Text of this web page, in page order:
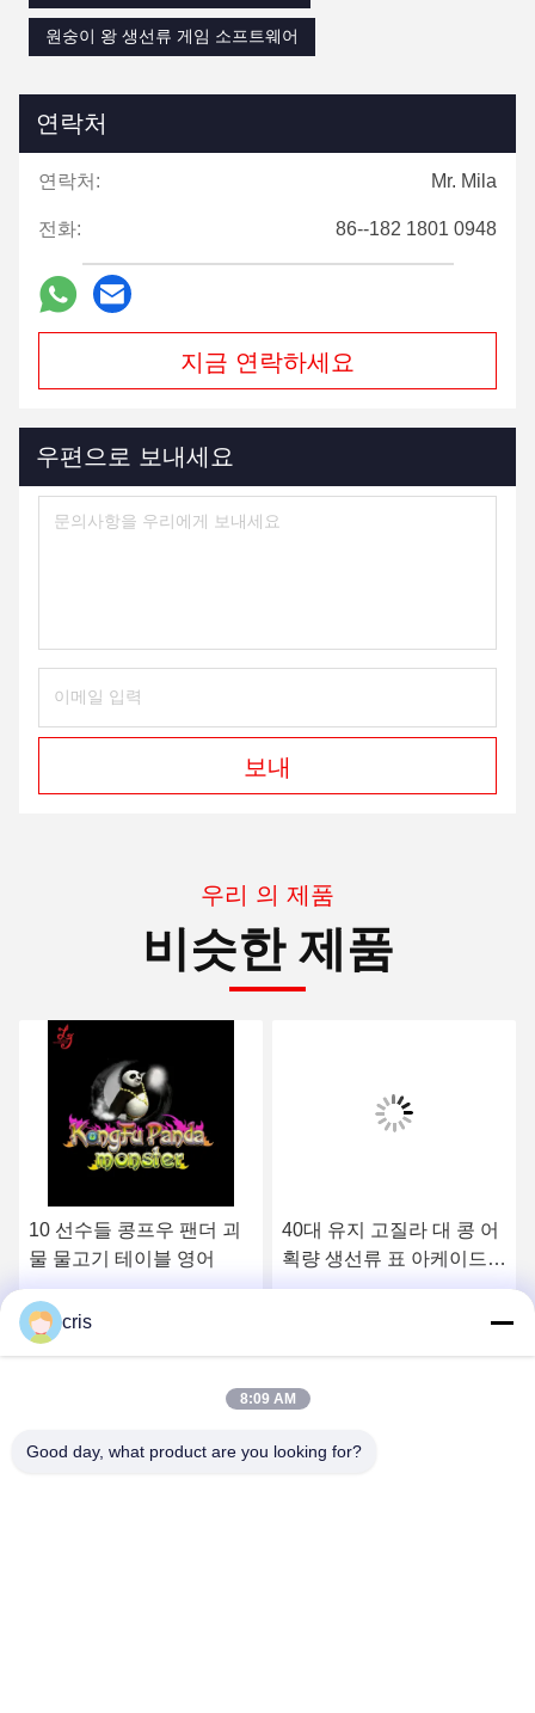
원숭이 왕 생선류 게임 소프트웨어
연락처
연락처: Mr. Mila
전화: 86--182 1801 0948
지금 연락하세요
우편으로 보내세요
보내
우리 의 제품
비슷한 제품
10 선수들 콩프우 팬더 괴
물 물고기 테이블 영어
최상의 가격을 얻으세요
40대 유지 고질라 대 콩 어
획량 생선류 표 아케이드
기계
최상의 가격을 얻으세요
cris
8:09 AM
Good day, what product are you looking for?